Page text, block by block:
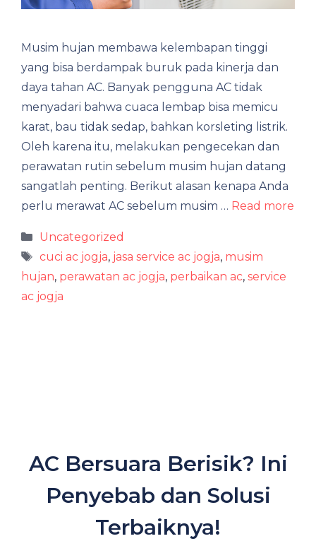
Musim hujan membawa kelembapan tinggi
yang bisa berdampak buruk pada kinerja dan
daya tahan AC. Banyak pengguna AC tidak
menyadari bahwa cuaca lembap bisa memicu
karat, bau tidak sedap, bahkan korsleting listrik.
Oleh karena itu, melakukan pengecekan dan
perawatan rutin sebelum musim hujan datang
sangatlah penting. Berikut alasan kenapa Anda
perlu merawat AC sebelum musim … Read more
Categories
Uncategorized
Tags
cuci ac jogja, jasa service ac jogja, musim
hujan, perawatan ac jogja, perbaikan ac, service
ac jogja
AC Bersuara Berisik? Ini
Penyebab dan Solusi
Terbaiknya!